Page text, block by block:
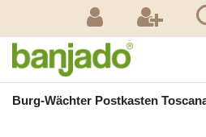
Burg-Wächter Postkasten